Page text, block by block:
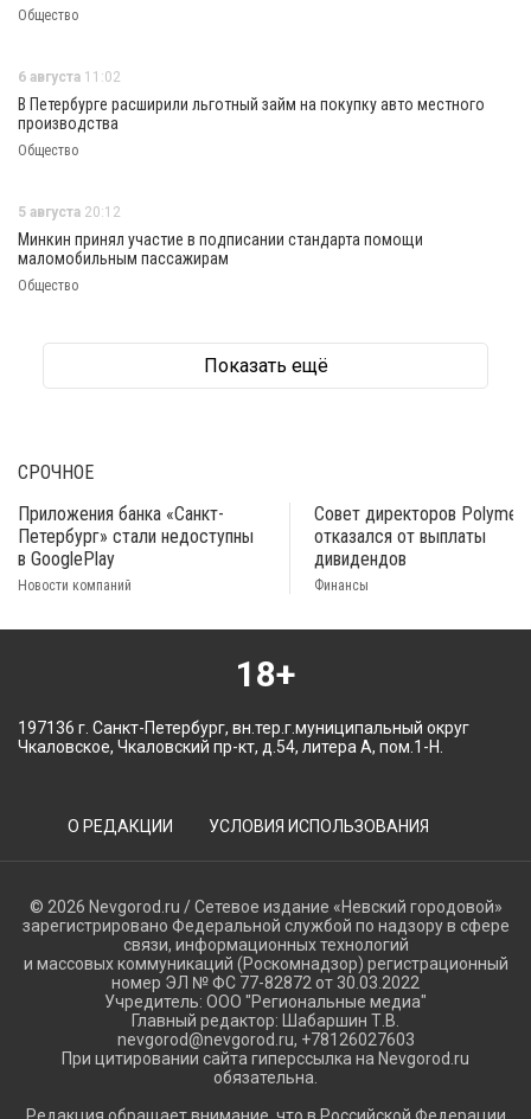
Общество
6 августа 11:02
В Петербурге расширили льготный займ на покупку авто местного
производства
Общество
5 августа 20:12
Минкин принял участие в подписании стандарта помощи
маломобильным пассажирам
Общество
Показать ещё
СРОЧНОЕ
Приложения банка «Санкт-
Петербург» стали недоступны
в GooglePlay
Новости компаний
Совет директоров
отказался от выплаты
дивидендов
Финансы
18+
197136 г. Санкт-Петербург, вн.тер.г.муниципальный округ
Чкаловское, Чкаловский пр-кт, д.54, литера А, пом.1-Н.
О РЕДАКЦИИ УСЛОВИЯ ИСПОЛЬЗОВАНИЯ
© 2026 Nevgorod.ru / Сетевое издание «Невский городовой»
зарегистрировано Федеральной службой по надзору в сфере
связи, информационных технологий
и массовых коммуникаций (Роскомнадзор) регистрационный
номер ЭЛ № ФС 77-82872 от 30.03.2022
Учредитель: ООО "Региональные медиа"
Главный редактор: Шабаршин Т.В.
nevgorod@nevgorod.ru, +78126027603
При цитировании сайта гиперссылка на Nevgorod.ru
обязательна.